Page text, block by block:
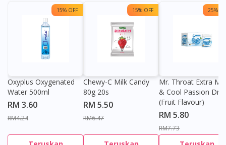
15% OFF
Oxyplus Oxygenated
Water 500ml
RM 3.60
RM4.24
15% OFF
Chewy-C Milk Candy
80g 20s
RM 5.50
RM6.47
25%
Mr. Throat Extra
& Cool Passion
(Fruit Flavour)
RM 5.80
RM7.73